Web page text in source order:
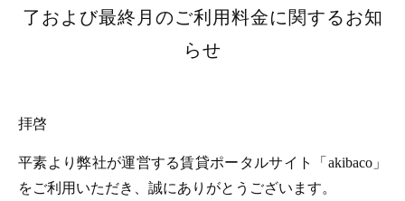
了および最終月のご利用料金に関するお知
らせ
拝啓
平素より弊社が運営する賃貸ポータルサイト「akibaco」
をご利用いただき、誠にありがとうございます。